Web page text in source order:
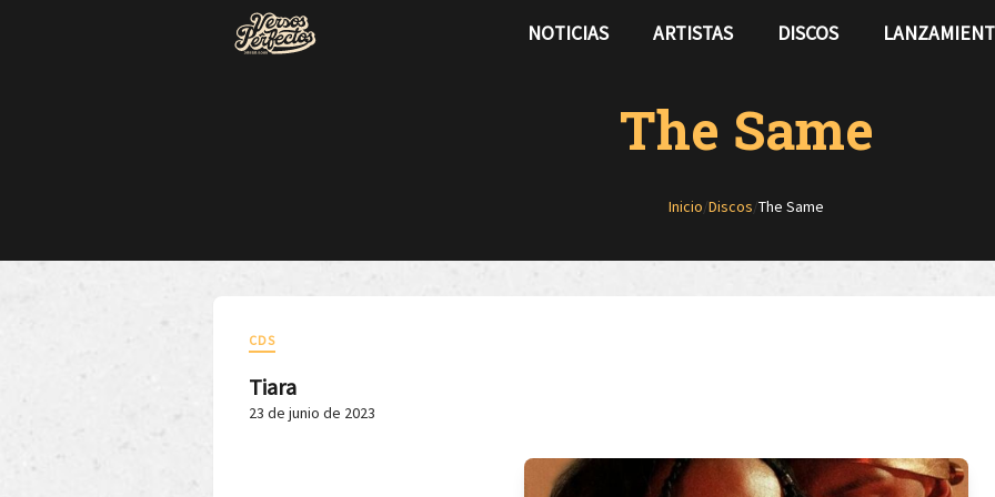
NOTICIAS ARTISTAS DISCOS
The Same
Inicio/Discos/The Same
CDS
Tiara
23 de junio de 2023